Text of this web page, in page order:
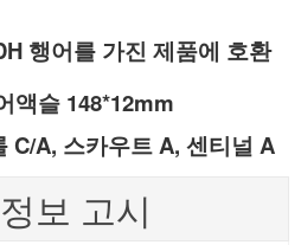
행어를 가진 제품에 호환
액슬 148*12mm
C/A, 스카우트 A, 센티널 A
보 고시